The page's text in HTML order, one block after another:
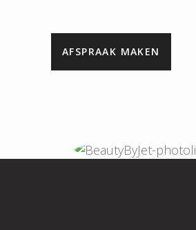
AFSPRAAK MAKEN